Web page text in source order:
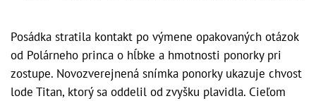
Posádka stratila kontakt po výmene opakovaných otázok
od Polárneho princa o hĺbke a hmotnosti ponorky pri
zostupe. Novozverejnená snímka ponorky ukazuje chvost
lode Titan, ktorý sa oddelil od zvyšku plavidla. Cieľom